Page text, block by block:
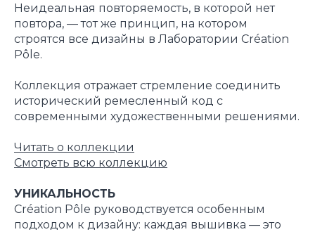
Неидеальная повторяемость, в которой нет
повтора, — тот же принцип, на котором
строятся все дизайны в Лаборатории Création
Pôle.
Коллекция отражает стремление соединить
исторический ремесленный код с
современными художественными решениями.
Читать о коллекции
Смотреть всю коллекцию
УНИКАЛЬНОСТЬ
Création Pôle руководствуется особенным
подходом к дизайну: каждая вышивка — это